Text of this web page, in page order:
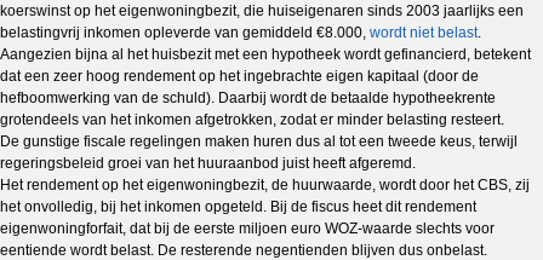
koerswinst op het eigenwoningbezit, die huiseigenaren sinds 2003 jaarlijks een
belastingvrij inkomen opleverde van gemiddeld €8.000, wordt niet belast.
Aangezien bijna al het huisbezit met een hypotheek wordt gefinancierd, betekent
dat een zeer hoog rendement op het ingebrachte eigen kapitaal (door de
hefboomwerking van de schuld). Daarbij wordt de betaalde hypotheekrente
grotendeels van het inkomen afgetrokken, zodat er minder belasting resteert.
De gunstige fiscale regelingen maken huren dus al tot een tweede keus, terwijl
regeringsbeleid groei van het huuraanbod juist heeft afgeremd.
Het rendement op het eigenwoningbezit, de huurwaarde, wordt door het CBS, zij
het onvolledig, bij het inkomen opgeteld. Bij de fiscus heet dit rendement
eigenwoningforfait, dat bij de eerste miljoen euro WOZ-waarde slechts voor
eentiende wordt belast. De resterende negentienden blijven dus onbelast.